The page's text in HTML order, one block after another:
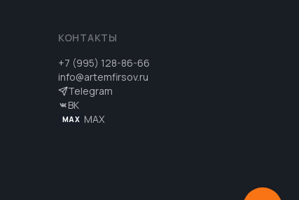
КОНТАКТЫ
+7 (995) 128-86-66
info@artemfirsov.ru
Telegram
ВК
MAX MAX